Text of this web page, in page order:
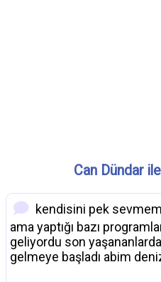
Can Dündar
kendisini pek
ama yaptığı bazı
geliyordu son
gelmeye başladı abim